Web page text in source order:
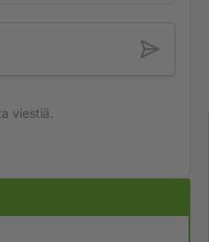
viestiä.